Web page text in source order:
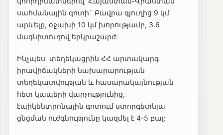
սահմանային գոտի` Բավրա գյուղից 9 կմ
արևելք, օջախի 10 կմ խորությամբ, 3.6
մագնիտուդով երկրաշարժ:
Ինչպես տեղեկացրին ՀՀ արտակարգ
իրավիճակների նախարարության
տեղեկատվության և հասարակայնության
հետ կապերի վարչությունից,
էպիկենտրոնային գոտում ստորգետնյա
ցնցման ուժգնությունը կազմել է 4-5 բալ: